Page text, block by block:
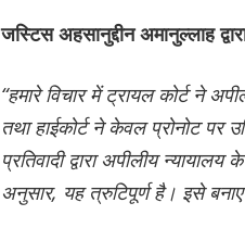
जस्टिस अहसानुद्दीन अमानुल्लाह
“हमारे विचार में ट्रायल कोर्ट ने
तथा हाईकोर्ट ने केवल प्रोनोट पर
प्रतिवादी द्वारा अपीलीय
अनुसार, यह त्रुटिपूर्ण है। इसे